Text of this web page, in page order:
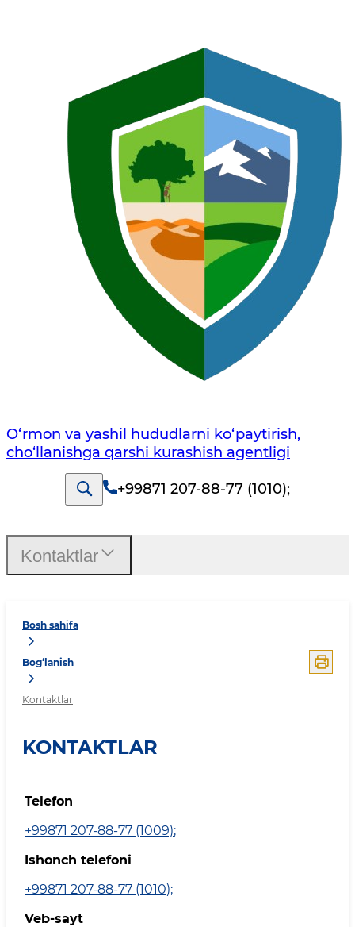
O‘rmon va yashil hududlarni ko‘paytirish,
cho‘llanishga qarshi kurashish agentligi
+99871 207-88-77 (1010);
Bosh sahifa
Bog‘lanish
Kontaktlar
KONTAKTLAR
Telefon
+99871 207-88-77 (1009);
Ishonch telefoni
+99871 207-88-77 (1010);
Veb-sayt
Kontaktlar